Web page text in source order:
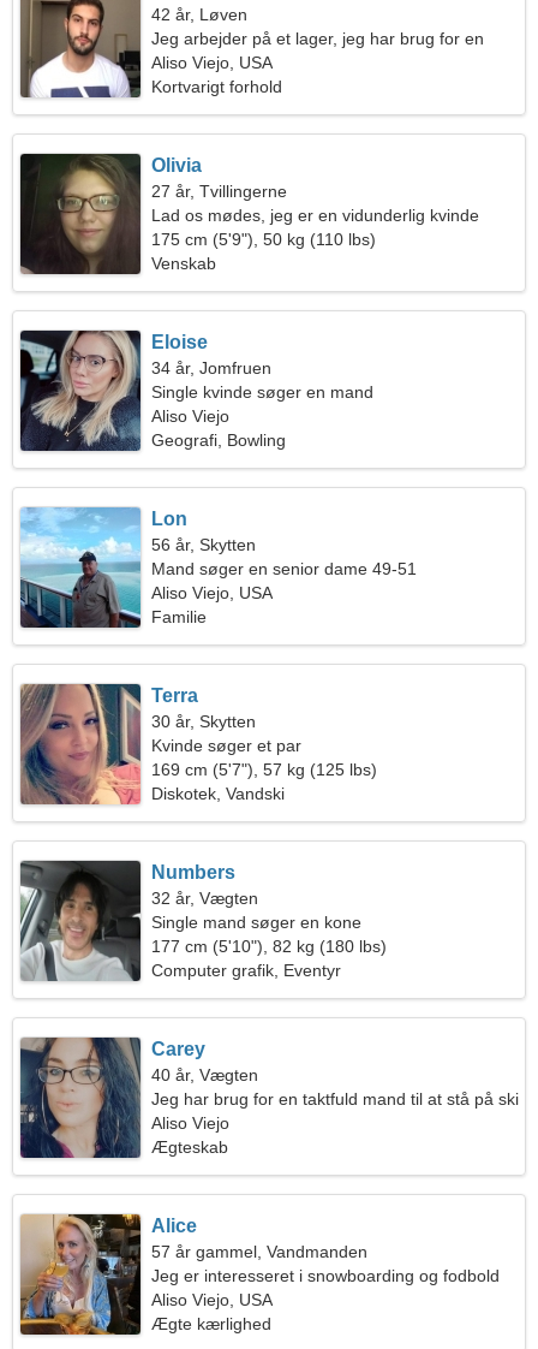
42 år, Løven
Jeg arbejder på et lager, jeg har brug for en
perfekt kvinde
Aliso Viejo, USA
Kortvarigt forhold
Olivia
27 år, Tvillingerne
Lad os mødes, jeg er en vidunderlig kvinde
175 cm (5'9"), 50 kg (110 lbs)
Venskab
Eloise
34 år, Jomfruen
Single kvinde søger en mand
Aliso Viejo
Geografi, Bowling
Lon
56 år, Skytten
Mand søger en senior dame 49-51
Aliso Viejo, USA
Familie
Terra
30 år, Skytten
Kvinde søger et par
169 cm (5'7"), 57 kg (125 lbs)
Diskotek, Vandski
Numbers
32 år, Vægten
Single mand søger en kone
177 cm (5'10"), 82 kg (180 lbs)
Computer grafik, Eventyr
Carey
40 år, Vægten
Jeg har brug for en taktfuld mand til at stå på ski
sammen
Aliso Viejo
Ægteskab
Alice
57 år gammel, Vandmanden
Jeg er interesseret i snowboarding og fodbold
Aliso Viejo, USA
Ægte kærlighed